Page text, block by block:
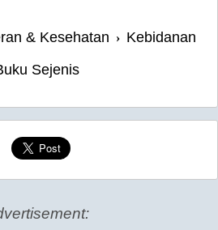
& Kesehatan › Kebidanan
Sejenis